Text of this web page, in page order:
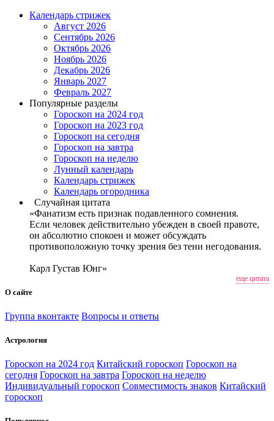
Календарь стрижек
Август 2026
Сентябрь 2026
Октябрь 2026
Ноябрь 2026
Декабрь 2026
Январь 2027
Февраль 2027
Популярные разделы
Гороскоп на 2024 год
Гороскоп на 2023 год
Гороскоп на сегодня
Гороскоп на завтра
Гороскоп на неделю
Лунный календарь
Календарь стрижек
Календарь огородника
Случайная цитата
«Фанатизм есть признак подавленного сомнения.
Если человек действительно убежден в своей правоте,
он абсолютно спокоен и может обсуждать
противоположную точку зрения без тени негодования.
Карл Густав Юнг»
еще цитата
О сайте
Группа вконтакте Вопросы и ответы
Астрология
Гороскоп на 2024 год Китайский гороскоп Гороскоп на
сегодня Гороскоп на завтра Гороскоп на неделю
Индивидуальный гороскоп Совместимость знаков Китайский
гороскоп